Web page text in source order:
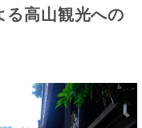
る高山観光への